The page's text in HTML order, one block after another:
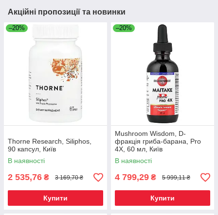
Акційні пропозиції та новинки
–20%
Thorne Research, Siliphos,
90 капсул, Київ
В наявності
2 535,76 ₴ 3 169,70 ₴
Купити
–20%
Mushroom Wisdom, D-
фракція гриба-барана, Pro
4X, 60 мл, Київ
В наявності
4 799,29 ₴ 5 999,11 ₴
Купити